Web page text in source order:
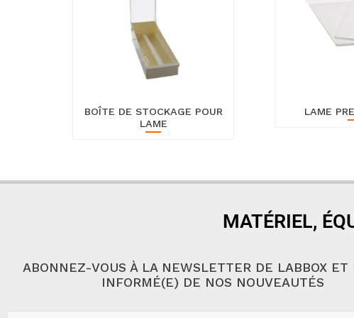
BOÎTE DE STOCKAGE POUR
LAME
LAME
MATÉRIEL,
ABONNEZ-VOUS À LA NEWSLETTER DE LABBOX ET
INFORMÉ(E) DE NOS NOUVEAUTÉS